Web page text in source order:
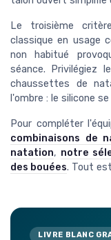
Le troisième
classique en usage
non habitué
séance. Privilégiez
chaussettes de
l'ombre : le silicone
Pour compléter
combinaisons de
natation, notre
des bouées. Tout
LIVRE BLANC